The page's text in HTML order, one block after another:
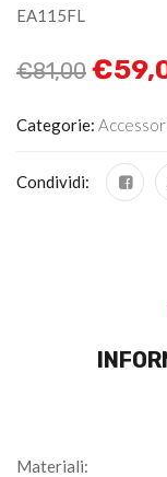
EA115FL
€81,00 €
Categorie:
Condividi:
Materiali: